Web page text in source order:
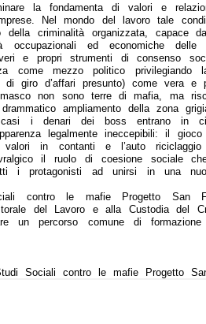
la fondamenta di valori e
Nel mondo del lavoro tale
della criminalità organizzata,
occupazionali ed economiche
e propri strumenti di consenso
come mezzo politico privilegiando
di giro d’affari presunto) come vera e
non sono terre di mafia, ma
ampliamento della zona
i denari dei boss entrano in
legalmente ineccepibili: il
valori in contanti e l’auto
il ruolo di coesione sociale
i protagonisti ad unirsi in una
contro le mafie Progetto San
del Lavoro e alla Custodia del
un percorso comune di
Sociali contro le mafie Progetto